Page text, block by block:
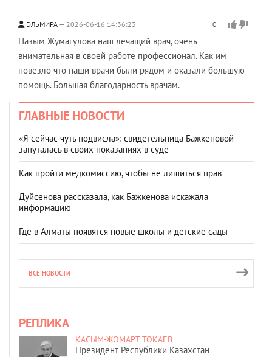
ЭЛЬМИРА 2026-06-16 14:36:23 0
Назым Жумагулова наш лечащий врач, очень
внимательная в своей работе профессионал. Как им
повезло что наши врачи были рядом и оказали большую
помощь. Большая благодарность врачам.
ГЛАВНЫЕ НОВОСТИ
«Я сейчас чуть подвисла»: свидетельница Бажкеновой
запуталась в своих показаниях в суде
Как пройти медкомиссию, чтобы не лишиться прав
Дуйсенова рассказала, как Бажкенова искажала
информацию
Где в Алматы появятся новые школы и детские сады
ВСЕ НОВОСТИ
РЕПЛИКА
КАСЫМ-ЖОМАРТ ТОКАЕВ
Президент Республики Казахстан